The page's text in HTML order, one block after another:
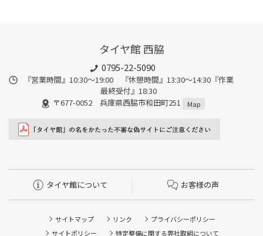
タイヤ館 西脇
0795-22-5090
『営業時間』10:30～19:00 『休憩時間』13:30～14:30『作業
最終受付』18:30
〒677-0052 兵庫県西脇市和田町251
Map
タイヤ館について お客様の声
サイトマップ リンク
プライバシーポリシー
サイトポリシー
特定整備に関する弊社取組について